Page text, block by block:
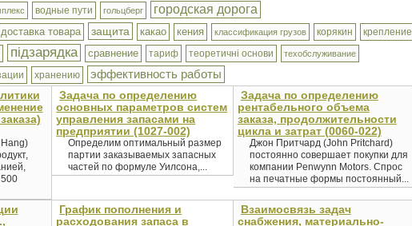
водные пути гольцберг городская дорога
доставка товара защита какао кения классификация грузов корякин крепление
підзарядка сравнение тариф теоретичні основи техобслуживание
хранению эффективность работы
Задача по определению
основных параметров систем
управления запасами на
предприятии (1027-002)
Определим оптимальный размер
партии заказываемых запасных
частей по формуле Уилсона,...
Задача по определению
рентабельного объема
заказа, продолжительности
цикла и затрат (0060-022)
Джон Притчард (John Pritchard)
постоянно совершает покупки для
компании Penwynn Motors. Спрос
на печатные формы постоянный...
График пополнения и
расходования запаса в
Взаимосвязь задач
снабжения, материально-